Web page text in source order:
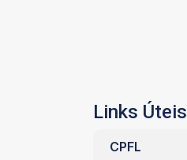
Links Úteis
CPFL